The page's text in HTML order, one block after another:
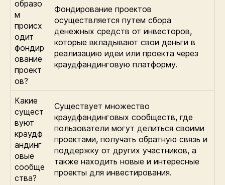
образо
м
происх
одит
фондир
ование
проект
ов?
Фондирование проектов
осуществляется путем сбора
денежных средств от инвесторов,
которые вкладывают свои деньги в
реализацию идеи или проекта через
краудфандинговую платформу.
Какие
сущест
вуют
краудф
андинг
овые
сообще
ства?
Существует множество
краудфандинговых сообществ, где
пользователи могут делиться своими
проектами, получать обратную связь и
поддержку от других участников, а
также находить новые и интересные
проекты для инвестирования.